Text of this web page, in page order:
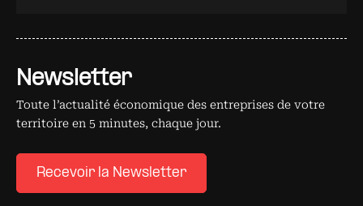
Newsletter
Toute l’actualité économique des entreprises de votre
territoire en 5 minutes, chaque jour.
Recevoir la Newsletter